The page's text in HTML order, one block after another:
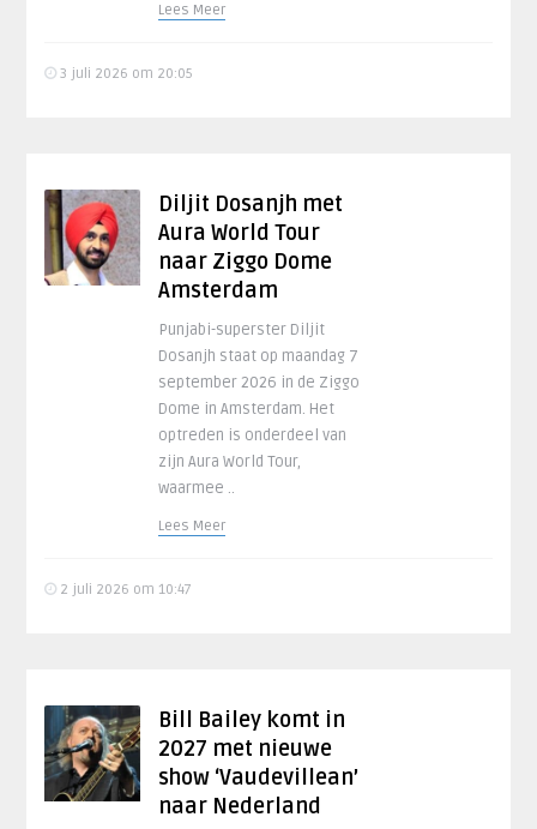
Lees Meer
3 juli 2026 om 20:05
Diljit Dosanjh met
Aura World Tour
naar Ziggo Dome
Amsterdam
Punjabi-superster Diljit
Dosanjh staat op maandag 7
september 2026 in de Ziggo
Dome in Amsterdam. Het
optreden is onderdeel van
zijn Aura World Tour,
waarmee ..
Lees Meer
2 juli 2026 om 10:47
Bill Bailey komt in
2027 met nieuwe
show ‘Vaudevillean’
naar Nederland